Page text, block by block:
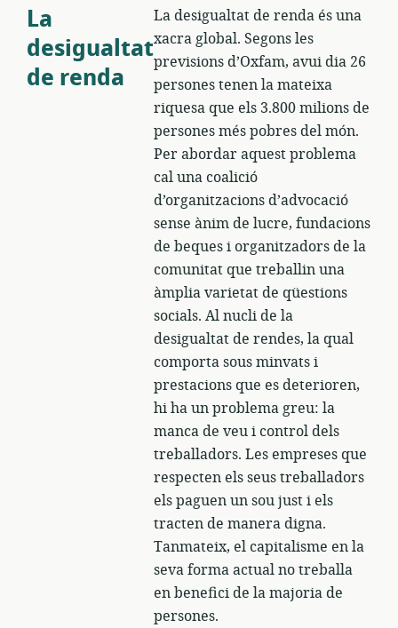
La
desigualtat
de renda
La desigualtat de renda és una
xacra global. Segons les
previsions d’Oxfam, avui dia 26
persones tenen la mateixa
riquesa que els 3.800 milions de
persones més pobres del món.
Per abordar aquest problema
cal una coalició
d’organitzacions d’advocació
sense ànim de lucre, fundacions
de beques i organitzadors de la
comunitat que treballin una
àmplia varietat de qüestions
socials. Al nucli de la
desigualtat de rendes, la qual
comporta sous minvats i
prestacions que es deterioren,
hi ha un problema greu: la
manca de veu i control dels
treballadors. Les empreses que
respecten els seus treballadors
els paguen un sou just i els
tracten de manera digna.
Tanmateix, el capitalisme en la
seva forma actual no treballa
en benefici de la majoria de
persones.